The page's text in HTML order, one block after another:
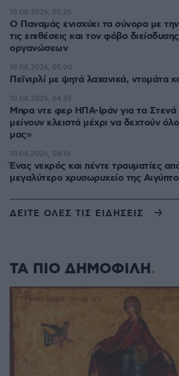
O Παναμάς ενισχύει τα σύνορα με
τις επιθέσεις και τον φόβο
οργανώσεων
10.08.2026, 05:26
Πεϊνιρλί με ψητά λαχανικά, ντομάτα
10.08.2026, 05:00
Μπρα ντε φερ ΗΠΑ-Ιράν για τα
μείνουν κλειστά μέχρι να δεχτούν
μας»
10.08.2026, 04:39
Ένας νεκρός και πέντε τραυματίες
μεγαλύτερο χρυσωρυχείο της
10.08.2026, 04:10
ΔΕΙΤΕ ΟΛΕΣ ΤΙΣ ΕΙΔΗΣΕΙΣ
ΤΑ ΠΙΟ ΔΗΜΟΦΙΛΗ